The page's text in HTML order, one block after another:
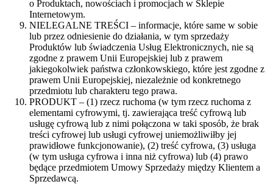
o Produktach, nowościach i promocjach w Sklepie
Internetowym.
NIELEGALNE TREŚCI – informacje, które same w sobie
lub przez odniesienie do działania, w tym sprzedaży
Produktów lub świadczenia Usług Elektronicznych, nie są
zgodne z prawem Unii Europejskiej lub z prawem
jakiegokolwiek państwa członkowskiego, które jest zgodne z
prawem Unii Europejskiej, niezależnie od konkretnego
przedmiotu lub charakteru tego prawa.
PRODUKT – (1) rzecz ruchoma (w tym rzecz ruchoma z
elementami cyfrowymi, tj. zawierająca treść cyfrową lub
usługę cyfrową lub z nimi połączona w taki sposób, że brak
treści cyfrowej lub usługi cyfrowej uniemożliwiłby jej
prawidłowe funkcjonowanie), (2) treść cyfrowa, (3) usługa
(w tym usługa cyfrowa i inna niż cyfrowa) lub (4) prawo
będące przedmiotem Umowy Sprzedaży między Klientem a
Sprzedawcą.